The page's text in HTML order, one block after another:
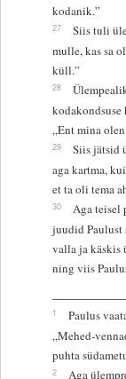
kodanik.”
27
Siis tuli
mulle, kas sa
küll.”
28
kodakondsuse
„Ent mina
29
Siis jätsid
aga kartma,
et ta oli tema
30
Aga teisel
juudid Paulust
valla ja käskis
ning viis
1
Paulus
„Mehed-
puhta
2
Aga